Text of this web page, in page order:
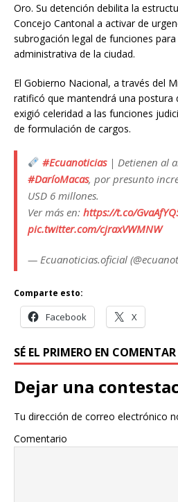
Oro. Su detención debilita la
Concejo Cantonal a activar de
subrogación legal de funciones
administrativa de la ciudad.
El Gobierno Nacional, a través del
ratificó que mantendrá una postura
exigió celeridad a las funciones
de formulación de cargos.
#Ecuanoticias| Detienen al
#DaríoMacas, por presunto
USD 6 millones.
Ver más en: https://t.co/
pic.twitter.com/cjraxVWMNW
— Ecuanoticias.oficial
Comparte esto:
Facebook X
SÉ EL PRIMERO EN COMENTAR
Dejar una
Tu dirección de correo electrónico
Comentario